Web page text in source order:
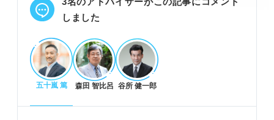
しました
五十嵐 篤 森田 智比呂 谷所 健一郎